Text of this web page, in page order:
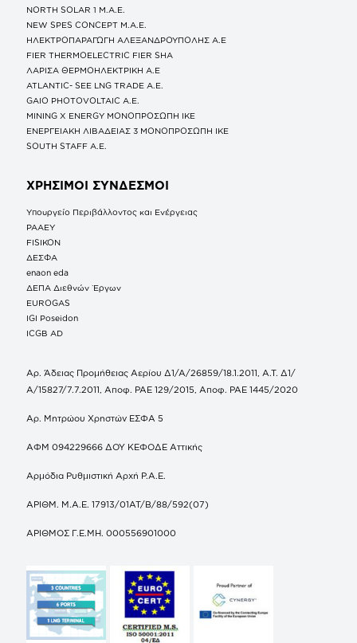
NORTH SOLAR 1 M.Α.Ε.
NEW SPES CONCEPT Μ.Α.Ε.
ΗΛΕΚΤΡΟΠΑΡΑΓΩΓΗ ΑΛΕΞΑΝΔΡΟΥΠΟΛΗΣ A.E
FIER THERMOELECTRIC FIER SHA
ΛΑΡΙΣΑ ΘΕΡΜΟΗΛΕΚΤΡΙΚΗ A.E
ATLANTIC- SEE LNG TRADE A.E.
GAIO PHOTOVOLTAIC Α.Ε.
MINING X ENERGY ΜΟΝΟΠΡΟΣΩΠΗ ΙΚΕ
ΕΝΕΡΓΕΙΑΚΗ ΛΙΒΑΔΕΙΑΣ 3 ΜΟΝΟΠΡΟΣΩΠΗ ΙΚΕ
SOUTH STAFF Α.Ε.
ΧΡΗΣΙΜΟΙ ΣΥΝΔΕΣΜΟΙ
Υπουργείο Περιβάλλοντος και Ενέργειας
ΡΑΑΕΥ
FISIKON
ΔΕΣΦΑ
enaon eda
ΔΕΠΑ Διεθνών Έργων
EUROGAS
IGI Poseidon
ICGB AD
Αρ. Άδειας Προμήθειας Αερίου Δ1/Α/26859/18.1.2011, Α.Τ. Δ1/
Α/15827/7.7.2011, Αποφ. ΡΑΕ 129/2015, Αποφ. ΡΑΕ 1445/2020
Αρ. Μητρώου Χρηστών ΕΣΦΑ 5
ΑΦΜ 094229666 ΔΟΥ ΚΕΦΟΔΕ Αττικής
Αρμόδια Ρυθμιστική Αρχή Ρ.Α.Ε.
ΑΡΙΘΜ. Μ.Α.Ε. 17913/01ΑΤ/Β/88/592(07)
ΑΡΙΘΜΟΣ Γ.Ε.ΜΗ. 000556901000